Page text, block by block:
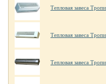
Тепловая завеса
Тепловая завеса
Тепловая завеса